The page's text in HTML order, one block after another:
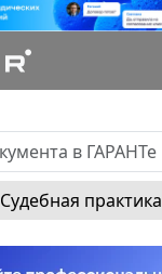
Судебная практика